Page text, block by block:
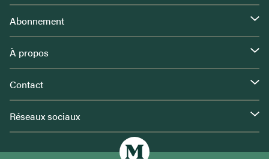
Abonnement
À propos
Contact
Réseaux sociaux